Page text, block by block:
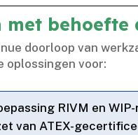
met
doorloop van
oplossingen voor:
RIVM en
van ATEX-